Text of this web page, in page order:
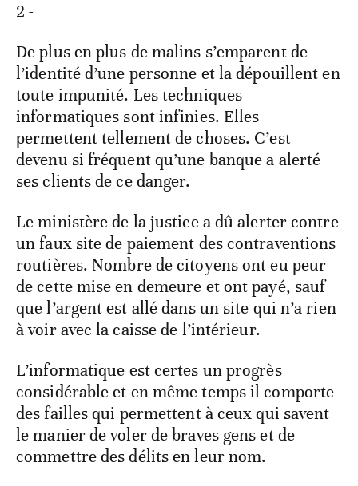
2 -
De plus en plus de malins s’emparent de
l’identité d’une personne et la dépouillent en
toute impunité. Les techniques
informatiques sont infinies. Elles
permettent tellement de choses. C’est
devenu si fréquent qu’une banque a alerté
ses clients de ce danger.
Le ministère de la justice a dû alerter contre
un faux site de paiement des contraventions
routières. Nombre de citoyens ont eu peur
de cette mise en demeure et ont payé, sauf
que l’argent est allé dans un site qui n’a rien
à voir avec la caisse de l’intérieur.
L’informatique est certes un progrès
considérable et en même temps il comporte
des failles qui permettent à ceux qui savent
le manier de voler de braves gens et de
commettre des délits en leur nom.